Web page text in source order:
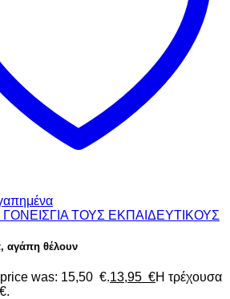
ΓΟΝΕΙΣΓΙΑ ΤΟΥΣ ΕΚΠΑΙΔΕΥΤΙΚΟΥΣ
αγάπη θέλουν
was: 15,50 €.13,95 €Η τρέχουσα